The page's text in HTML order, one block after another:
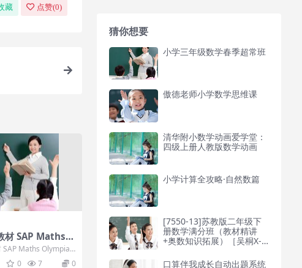
藏 点赞(0)
材 SAP Maths O
版PDF
SAP Maths Olympiad
的数学...
0 7 0
猜你想要
小学三年级数学春季超常班
傲德老师小学数学思维课
清华附小数学动画爱学堂：
四级上册人教版数学动画
小学计算全攻略·自然数篇
[7550-13]苏教版二年级下
册数学满分班（教材精讲
+奥数知识拓展）［吴桐X-S
口算伴我成长自动出题系统